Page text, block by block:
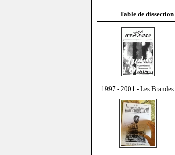
Table de dissection
1997 - 2001 - Les Brandes